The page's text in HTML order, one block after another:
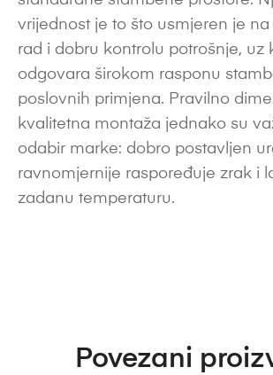
vrijednost je to što usmjeren je
rad i dobru kontrolu potrošnje, uz
odgovara širokom rasponu
poslovnih primjena. Pravilno
kvalitetna montaža jednako su
odabir marke: dobro postavljen
ravnomjernije raspoređuje zrak i
zadanu temperaturu.
Povezani